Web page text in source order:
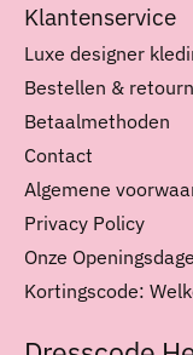
Klantenservice
Luxe designer
Bestellen &
Betaalmethoden
Contact
Algemene
Privacy Policy
Onze
Kortingscode: